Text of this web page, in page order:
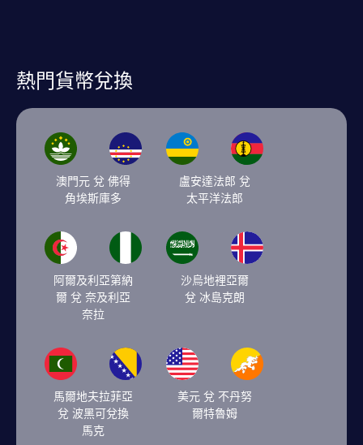
熱門貨幣兌換
澳門元 兌 佛得
角埃斯庫多
盧安達法郎 兌
太平洋法郎
阿爾及利亞第納
爾 兌 奈及利亞
奈拉
沙烏地裡亞爾
兌 冰島克朗
馬爾地夫拉菲亞
兌 波黑可兌換
馬克
美元 兌 不丹努
爾特魯姆